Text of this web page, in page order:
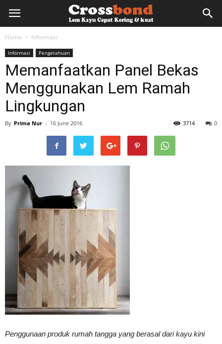
lemkayu.net
Lem
Cepat
Kering,
Home Informasi
Informasi Pengetahuan
Memanfaatkan Panel Bekas
Menggunakan Lem Ramah
Lingkungan
By Prima Nur - 16 June 2016 0
3714
Penggunaan produk rumah tangga yang berasal dari kayu kini